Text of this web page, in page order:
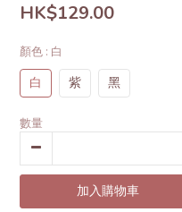
HK$129.00
顏色 : 白
白 紫 黑
數量
加入購物車